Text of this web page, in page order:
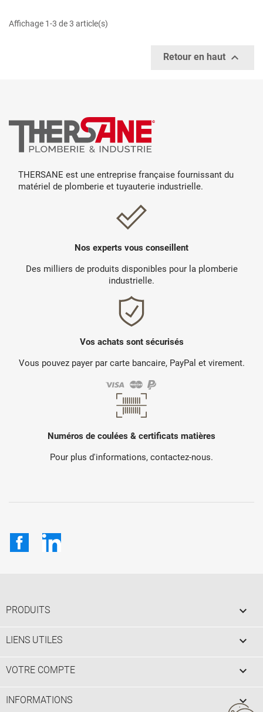
Affichage 1-3 de 3 article(s)
Retour en haut 
THERSANE est une entreprise française fournissant du
matériel de plomberie et tuyauterie industrielle.
Nos experts vous conseillent
Des milliers de produits disponibles pour la plomberie
industrielle.
Vos achats sont sécurisés
Vous pouvez payer par carte bancaire, PayPal et virement.
Numéros de coulées & certificats matières
Pour plus d'informations, contactez-nous.
FacebookLinkedIn
PRODUITS 
LIENS UTILES 
VOTRE COMPTE 
INFORMATIONS keyboard_arrow_down